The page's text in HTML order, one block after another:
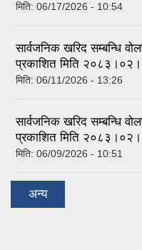
मिति: 06/17/2026 - 10:54
सार्वजनिक खरिद सम्बन्धि
प्रकाशित मिति
मिति: 06/11/2026 - 13:26
सार्वजनिक खरिद सम्बन्धि
प्रकाशित मिति
मिति: 06/09/2026 - 10:51
अन्य